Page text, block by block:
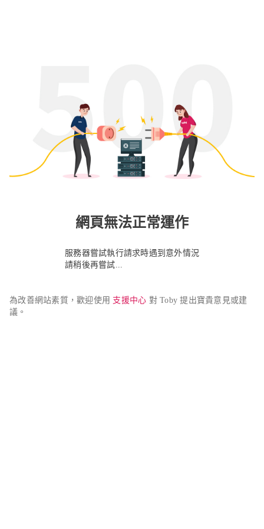
網頁無法正常運作
服務器嘗試執行請求時遇到意外情況
請稍後再嘗試...
為改善網站素質，歡迎使用 支援中心 對 Toby 提出寶貴意見或建
議。